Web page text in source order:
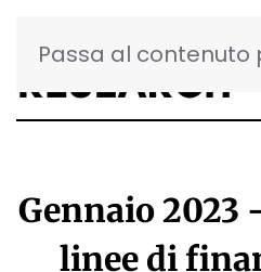
Passa al contenuto
Gennaio 2023
linee di